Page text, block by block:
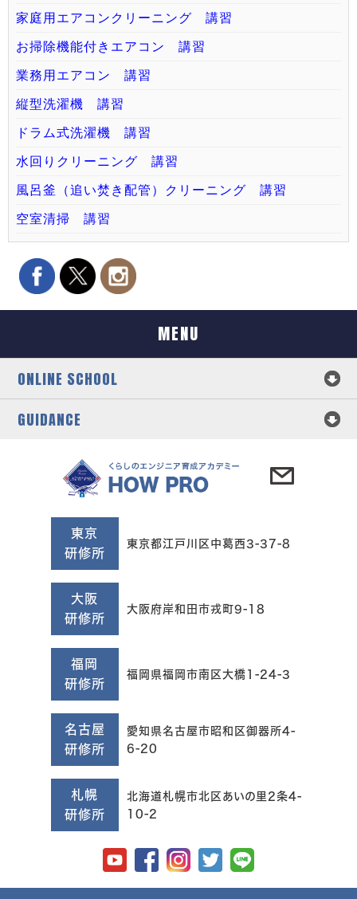
家庭用エアコンクリーニング 講習
お掃除機能付きエアコン 講習
業務用エアコン 講習
縦型洗濯機 講習
ドラム式洗濯機 講習
水回りクリーニング 講習
風呂釜（追い焚き配管）クリーニング 講習
空室清掃 講習
MENU
ONLINE SCHOOL
GUIDANCE
東京
研修所
東京都江戸川区中葛西3-37-8
大阪
研修所
大阪府岸和田市戎町9-18
福岡
研修所
福岡県福岡市南区大橋1-24-3
名古屋
研修所
愛知県名古屋市昭和区御器所4-
6-20
札幌
研修所
北海道札幌市北区あいの里2条4-
10-2